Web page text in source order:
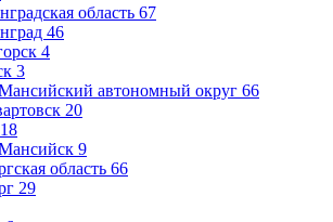
область 67
46
4
3
автономный округ 66
20
18
9
область 66
29